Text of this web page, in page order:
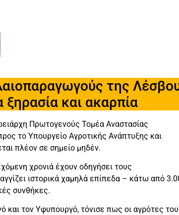
της
και ακαρπία
Πρωτογενούς Τομέα Αναστασίας
το Υπουργείο Αγροτικής Ανάπτυξης και
πλέον σε σημείο μηδέν.
χρονιά έχουν οδηγήσει τους
ιστορικά χαμηλά επίπεδα – κάτω από
συνθήκες.
και τον Υφυπουργό, τόνισε πως οι αγρότες του